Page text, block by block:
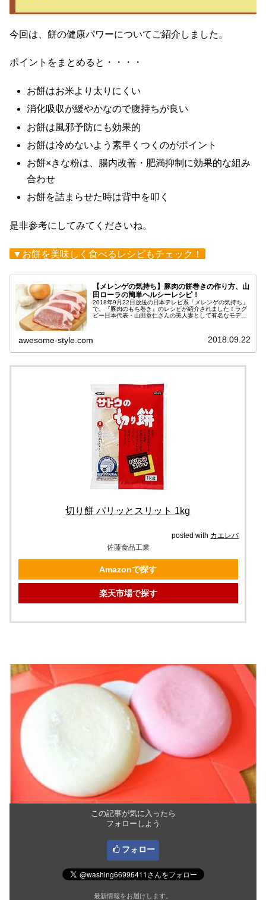
今回は、餅の健康パワーについてご紹介しました。
ポイントをまとめると・・・・
お餅はお米より太りにくい
消化吸収が緩やかなので腹持ちが良い
お餅は風邪予防にも効果的
お餅は冷めないよう素早くつくのがポイント
お餅×きな粉は、腸内改善・肥満抑制に効果的な組み
合わせ
お餅を詰まらせた時は背中を叩く
是非参考にしてみてくださいね。
▼お餅を美味しく食べるレシピもチェック！
【メレンゲの気持ち】豚肉の餅巻きの作り方、山
田ローラの簡単ヘルシーレシピ！
2018年9月22日放送の日本テレビ系「メレンゲの気持ち」
で、『豚肉のもち巻き』のレシピが紹介されました！ラグ
ビー日本代表・山田章仁さんの美人妻として有名なモデ
awesome-style.com 2018.09.22
切り餅 パリッとスリット 1kg
posted with カエレバ
佐藤食品工業
Amazonで探す
楽天市場で探す
この記事が気に入ったら
フォローしよう
フォロー
最新情報をお届けします。